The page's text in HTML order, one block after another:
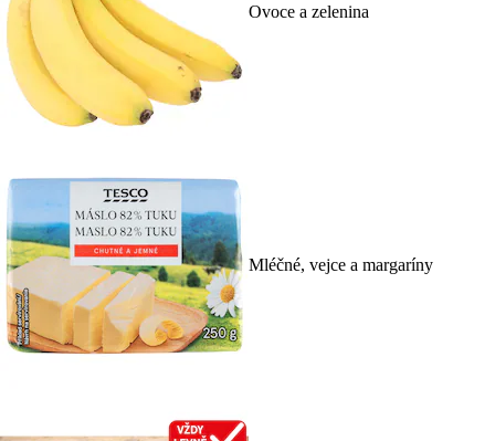
Ovoce a zelenina
Mléčné, vejce a margaríny